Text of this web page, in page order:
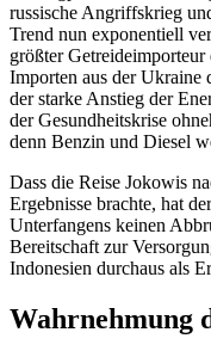
russi­sche Angriffskrieg
Trend nun exponentiell
größter Getreideimporteur
Importen aus der Ukraine
der starke Anstieg der
der Gesundheitskrise
denn Benzin und Diesel
Dass die Reise Jokowis
Ergebnisse brachte, hat
Unterfangens keinen
Bereitschaft zur
Indonesien durchaus als
Wahrnehmung